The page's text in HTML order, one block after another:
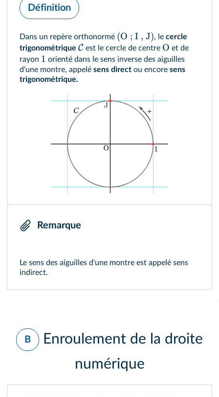
Définition
Dans un repère orthonormé (O ; I , J), le cercle
trigonométrique C est le cercle de centre O et de
rayon 1 orienté dans le sens inverse des aiguilles
d'une montre, appelé sens direct ou encore sens
trigonométrique.
Remarque
Le sens des aiguilles d'une montre est appelé sens
indirect.
B
Enroulement de la droite
numérique